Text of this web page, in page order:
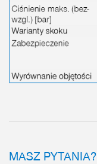
MASZ PYTANIA?